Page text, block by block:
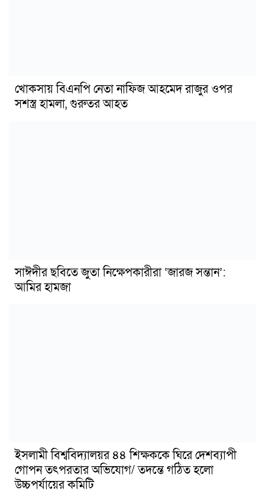
খোকসায় বিএনপি নেতা নাফিজ আহমেদ রাজুর ওপর
সশস্ত্র হামলা, গুরুতর আহত
সাঈদীর ছবিতে জুতা নিক্ষেপকারীরা ‘জারজ সন্তান’:
আমির হামজা
ইসলামী বিশ্ববিদ্যালয়র ৪৪ শিক্ষককে ঘিরে দেশব্যাপী
গোপন তৎপরতার অভিযোগ/ তদন্তে গঠিত হলো
উচ্চপর্যায়ের কমিটি